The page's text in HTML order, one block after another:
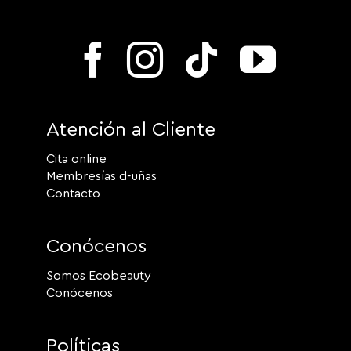
Atención al Cliente
Cita online
Membresías d-uñas
Contacto
Conócenos
Somos Ecobeauty
Conócenos
Políticas